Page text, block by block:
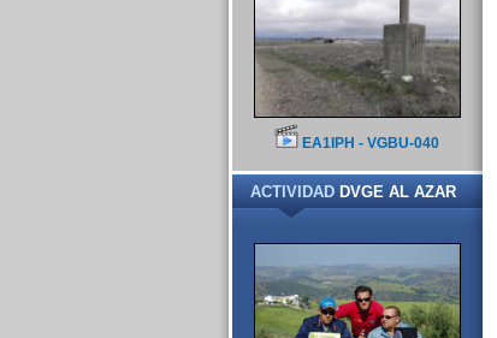
EA1IPH - VGBU-040
ACTIVIDADDVGE AL AZAR